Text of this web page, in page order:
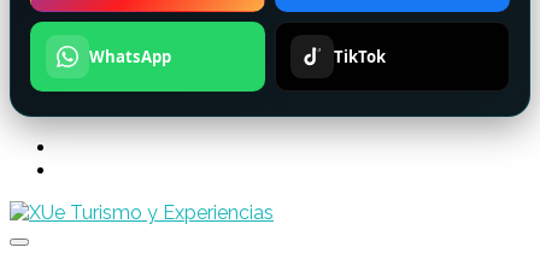
WhatsApp TikTok